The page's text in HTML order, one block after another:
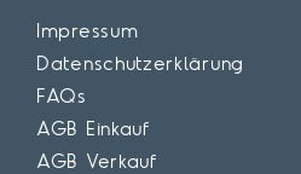
Impressum
Datenschutzerklärung
FAQs
AGB Einkauf
AGB Verkauf